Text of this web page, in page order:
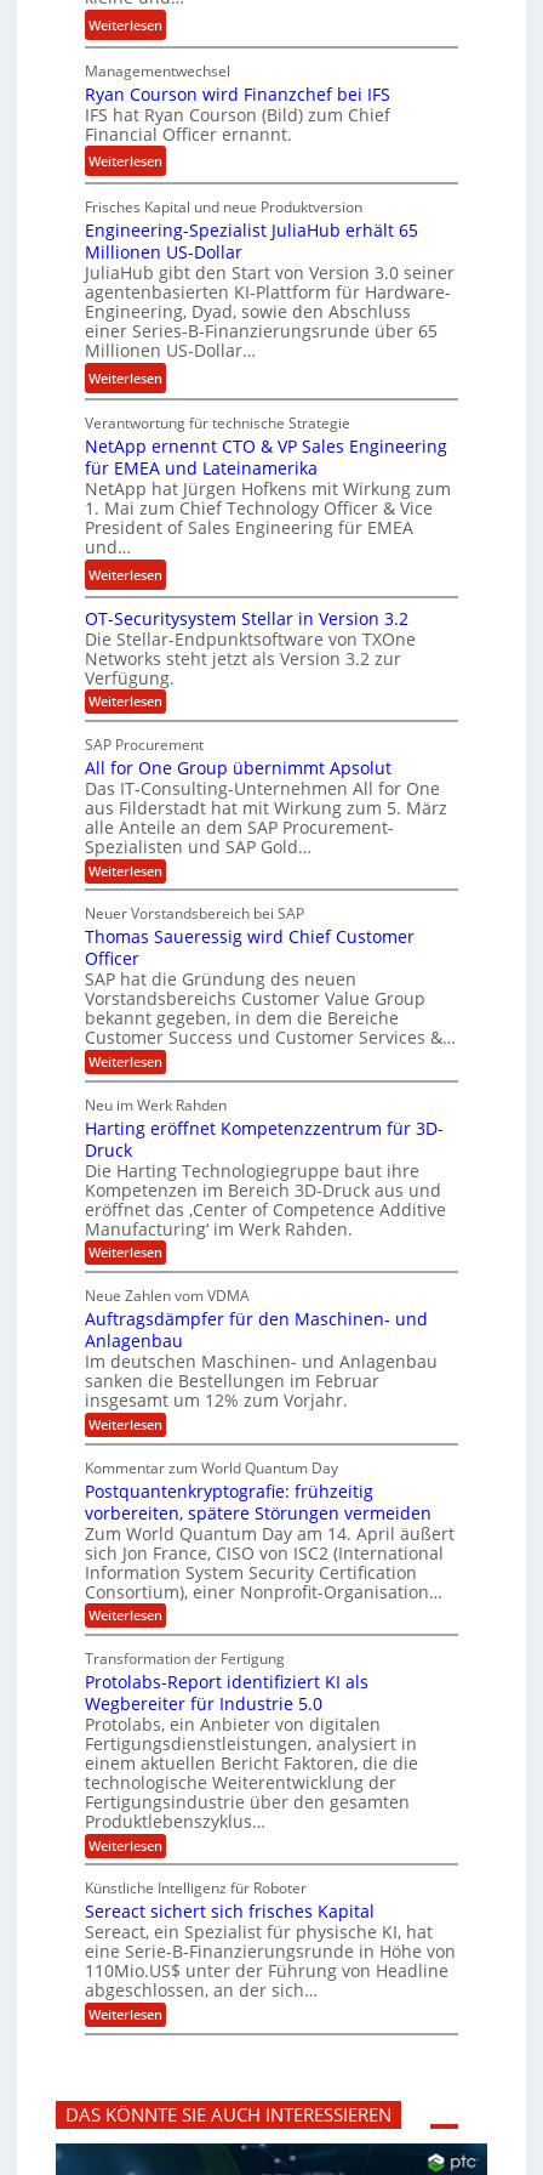
u
s
m
e
Weiterlesen:
L
ö
s
e
g
e
l
d
z
a
h
l
e
n
i
s
e
i
n
e
ö
s
u
n
g
Managementwechsel
Ryan Courson wird Finanzchef bei IFS
IFS hat Ryan Courson (Bild) zum Chief
Financial Officer ernannt.
Weiterlesen:
R
y
a
n
C
o
u
r
s
o
r
d
F
n
a
n
z
c
h
e
e
i
F
S
Frisches Kapital und neue Produktversion
Engineering-Spezialist JuliaHub erhält 65
Millionen US-Dollar
JuliaHub gibt den Start von Version 3.0 seiner
agentenbasierten KI-Plattform für Hardware-
Engineering, Dyad, sowie den Abschluss
einer Series-B-Finanzierungsrunde über 65
Millionen US-Dollar…
Weiterlesen:
E
n
g
n
e
e
r
i
g
-
S
p
e
z
i
a
l
i
s
t
J
u
i
a
H
u
b
r
h
l
t
6
5
M
i
l
l
i
o
n
e
U
S
-
D
o
l
l
r
Verantwortung für technische Strategie
NetApp ernennt CTO & VP Sales Engineering
für EMEA und Lateinamerika
NetApp hat Jürgen Hofkens mit Wirkung zum
1. Mai zum Chief Technology Officer & Vice
President of Sales Engineering für EMEA
und…
Weiterlesen:
N
e
t
A
p
p
e
n
n
t
C
T
O
V
P
S
a
l
e
s
n
g
i
n
e
r
i
n
g
f
ü
r
E
M
E
A
u
n
d
L
a
t
e
i
n
a
m
e
r
i
k
a
OT-Securitysystem Stellar in Version 3.2
Die Stellar-Endpunktsoftware von TXOne
Networks steht jetzt als Version 3.2 zur
Verfügung.
Weiterlesen:
O
-
S
e
c
u
r
i
t
y
y
s
e
m
S
t
e
l
l
r
i
e
r
s
i
o
n
3
.
2
SAP Procurement
All for One Group übernimmt Apsolut
Das IT-Consulting-Unternehmen All for One
aus Filderstadt hat mit Wirkung zum 5. März
alle Anteile an dem SAP Procurement-
Spezialisten und SAP Gold…
Weiterlesen:
A
l
f
r
O
n
e
G
r
o
p
ü
b
r
n
i
m
m
t
A
p
s
o
l
u
t
Neuer Vorstandsbereich bei SAP
Thomas Saueressig wird Chief Customer
Officer
SAP hat die Gründung des neuen
Vorstandsbereichs Customer Value Group
bekannt gegeben, in dem die Bereiche
Customer Success und Customer Services &…
Weiterlesen:
T
o
m
S
a
u
e
r
e
s
i
w
i
r
d
C
h
i
e
f
C
u
s
t
o
m
e
r
O
ff
c
e
Neu im Werk Rahden
Harting eröffnet Kompetenzzentrum für 3D-
Druck
Die Harting Technologiegruppe baut ihre
Kompetenzen im Bereich 3D-Druck aus und
eröffnet das ‚Center of Competence Additive
Manufacturing‘ im Werk Rahden.
Weiterlesen:
H
r
t
i
n
g
e
r
ö
f
n
e
t
K
o
m
p
e
t
e
n
z
e
n
t
r
u
m
f
ü
r
3
D
D
r
u
c
k
Neue Zahlen vom VDMA
Auftragsdämpfer für den Maschinen- und
Anlagenbau
Im deutschen Maschinen- und Anlagenbau
sanken die Bestellungen im Februar
insgesamt um 12% zum Vorjahr.
Weiterlesen:
A
f
t
r
a
g
s
d
ä
m
p
e
f
ü
r
d
e
n
M
a
s
c
h
n
e
n
-
u
n
d
A
n
e
n
Kommentar zum World Quantum Day
Postquantenkryptografie: frühzeitig
vorbereiten, spätere Störungen vermeiden
Zum World Quantum Day am 14. April äußert
sich Jon France, CISO von ISC2 (International
Information System Security Certification
Consortium), einer Nonprofit-Organisation…
Weiterlesen:
P
s
t
q
u
a
n
t
e
n
k
r
y
p
t
o
g
r
a
f
i
e
:
f
z
e
i
Transformation der Fertigung
Protolabs-Report identifiziert KI als
Wegbereiter für Industrie 5.0
Protolabs, ein Anbieter von digitalen
Fertigungsdienstleistungen, analysiert in
einem aktuellen Bericht Faktoren, die die
technologische Weiterentwicklung der
Fertigungsindustrie über den gesamten
Produktlebenszyklus…
Weiterlesen:
P
o
t
o
l
a
b
s
-
R
r
t
i
d
Künstliche Intelligenz für Roboter
Sereact sichert sich frisches Kapital
Sereact, ein Spezialist für physische KI, hat
eine Serie-B-Finanzierungsrunde in Höhe von
110Mio.US$ unter der Führung von Headline
abgeschlossen, an der sich…
Weiterlesen:
S
a
c
t
s
DAS KÖNNTE SIE AUCH INTERESSIEREN